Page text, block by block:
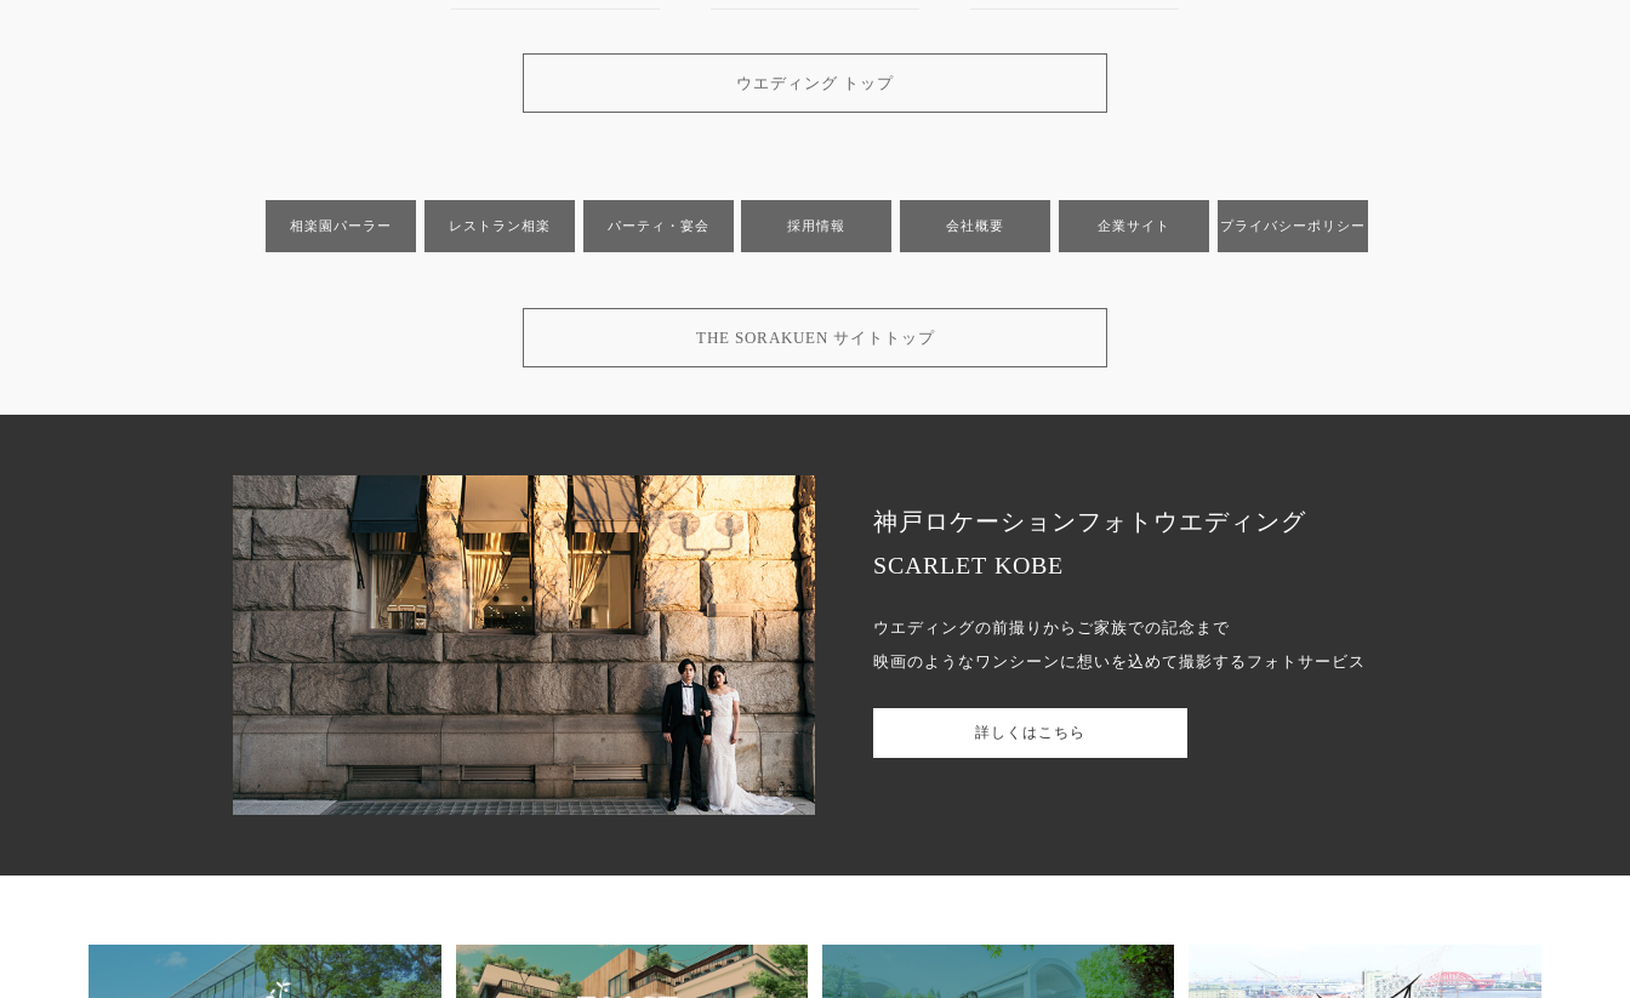
ウエディング トップ
相楽園パーラー レストラン相楽 パーティ・宴会 採用情報 会社概要 企業サイト プライバシーポリシー
THE SORAKUEN サイトトップ
神戸ロケーションフォトウエディング
SCARLET KOBE
ウエディングの前撮りからご家族での記念まで
映画のようなワンシーンに想いを込めて撮影するフォトサービス
詳しくはこちら